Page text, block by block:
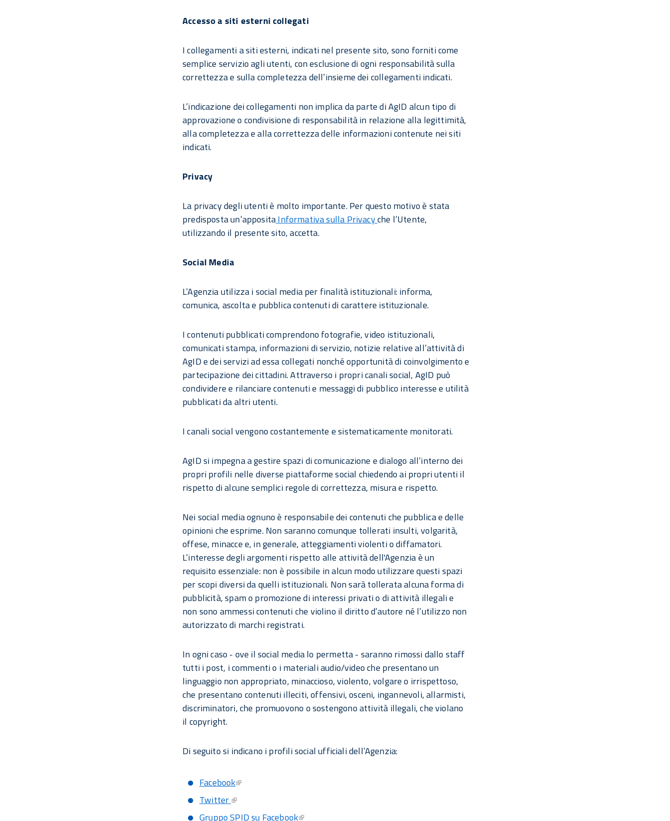
Accesso a siti esterni collegati
I collegamenti a siti esterni, indicati nel presente sito, sono forniti come
semplice servizio agli utenti, con esclusione di ogni responsabilità sulla
correttezza e sulla completezza dell’insieme dei collegamenti indicati.
L’indicazione dei collegamenti non implica da parte di AgID alcun tipo di
approvazione o condivisione di responsabilità in relazione alla legittimità,
alla completezza e alla correttezza delle informazioni contenute nei siti
indicati.
Privacy
La privacy degli utenti è molto importante. Per questo motivo è stata
predisposta un’appositaInformativa sulla Privacyche l’Utente,
utilizzando il presente sito, accetta.
Social Media
L’Agenzia utilizza i social media per finalità istituzionali: informa,
comunica, ascolta e pubblica contenuti di carattere istituzionale.
I contenuti pubblicati comprendono fotografie, video istituzionali,
comunicati stampa, informazioni di servizio, notizie relative all’attività di
AgID e dei servizi ad essa collegati nonché opportunità di coinvolgimento e
partecipazione dei cittadini. Attraverso i propri canali social, AgID può
condividere e rilanciare contenuti e messaggi di pubblico interesse e utilità
pubblicati da altri utenti.
I canali social vengono costantemente e sistematicamente monitorati.
AgID si impegna a gestire spazi di comunicazione e dialogo all’interno dei
propri profili nelle diverse piattaforme social chiedendo ai propri utenti il
rispetto di alcune semplici regole di correttezza, misura e rispetto.
Nei social media ognuno è responsabile dei contenuti che pubblica e delle
opinioni che esprime. Non saranno comunque tollerati insulti, volgarità,
offese, minacce e, in generale, atteggiamenti violenti o diffamatori.
L’interesse degli argomenti rispetto alle attività dell'Agenzia è un
requisito essenziale: non è possibile in alcun modo utilizzare questi spazi
per scopi diversi da quelli istituzionali. Non sarà tollerata alcuna forma di
pubblicità, spam o promozione di interessi privati o di attività illegali e
non sono ammessi contenuti che violino il diritto d’autore né l’utilizzo non
autorizzato di marchi registrati.
In ogni caso - ove il social media lo permetta - saranno rimossi dallo staff
tutti i post, i commenti o i materiali audio/video che presentano un
linguaggio non appropriato, minaccioso, violento, volgare o irrispettoso,
che presentano contenuti illeciti, offensivi, osceni, ingannevoli, allarmisti,
discriminatori, che promuovono o sostengono attività illegali, che violano
il copyright.
Di seguito si indicano i profili social ufficiali dell’Agenzia:
Facebook
Twitter
Gruppo SPID su Facebook